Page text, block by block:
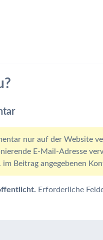
nur auf der Website
E-Mail-Adresse
im Beitrag angegebenen
Erforderliche